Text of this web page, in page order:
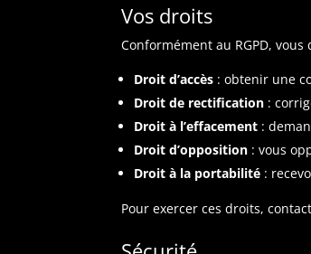
Vos droits
Conformément au RGPD,
Droit d’accès : obtenir une
Droit de rectification :
Droit à l’effacement :
Droit d’opposition : vous
Droit à la portabilité :
Pour exercer ces droits,